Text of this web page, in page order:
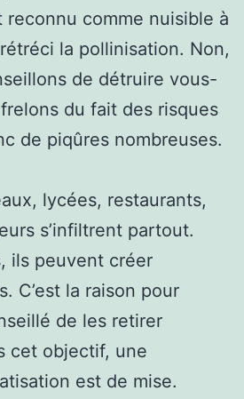
reconnu comme nuisible à
la pollinisation. Non,
de détruire vous-
du fait des risques
de piqûres nombreuses.
lycées, restaurants,
s’infiltrent partout.
ils peuvent créer
C’est la raison pour
de les retirer
cet objectif, une
est de mise.